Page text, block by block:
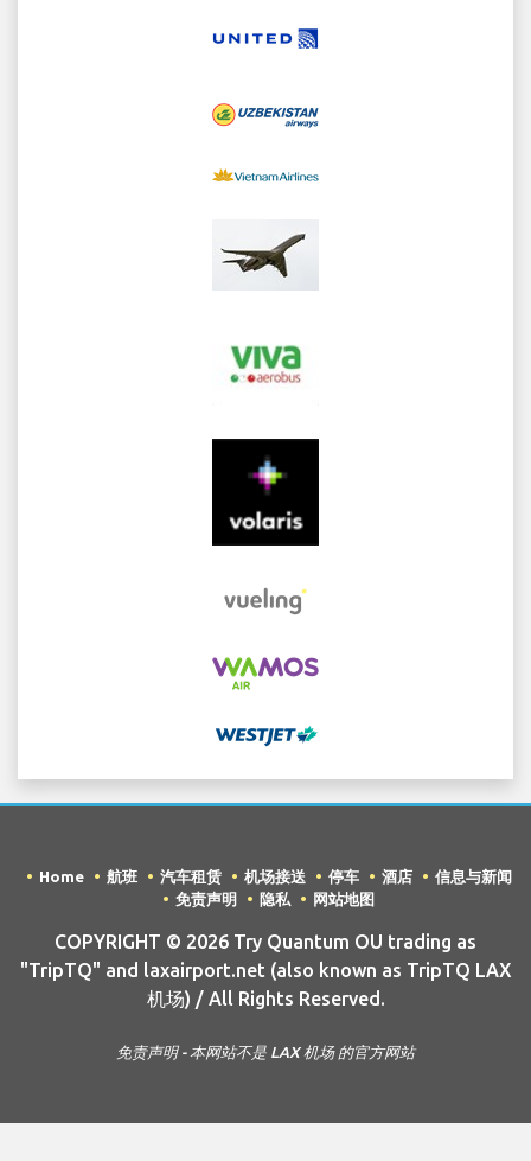
Home 航班 汽车租赁 机场接送 停车 酒店
信息与新闻
免责声明
隐私 网站地图
COPYRIGHT © 2026 Try Quantum OU trading as
"TripTQ" and laxairport.net (also known as TripTQ LAX
机场) / All Rights Reserved.
免责声明 - 本网站不是 LAX 机场 的官方网站